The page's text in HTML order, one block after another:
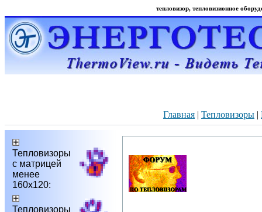
тепловизор, тепловизионное
Главная | Тепловизоры |
Тепловизоры
с матрицей
менее
160х120:
Тепловизоры